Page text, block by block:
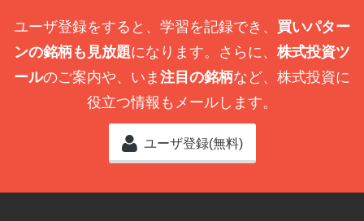
ユーザ登録をすると、学習を記録でき、 買いパター
ンの銘柄も見放題になります。さらに、 株式投資ツ
ールのご案内や、いま 注目の銘柄など、株式投資に
役立つ情報もメールします。
ユーザ登録(無料)